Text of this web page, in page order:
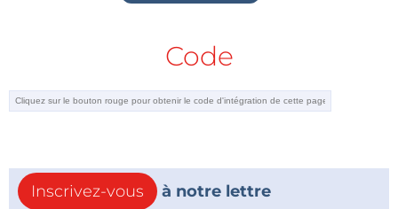
Si vous développez des systèmes dans des
domaines comme l’électromobilité, la robotique ou
l’efficacité énergétique, ce partenariat signifie moins
de contraintes logistiques et plus de liberté de
accélérateur d’innovation.
Code
Inscrivez-vous
à notre lettre